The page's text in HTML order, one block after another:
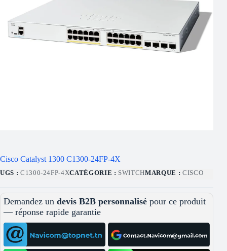
Cisco Catalyst 1300 C1300-24FP-4X
UGS : C1300-24FP-4XCATÉGORIE : SWITCHMARQUE : CISCO
Demandez un devis B2B personnalisé pour ce produit
— réponse rapide garantie